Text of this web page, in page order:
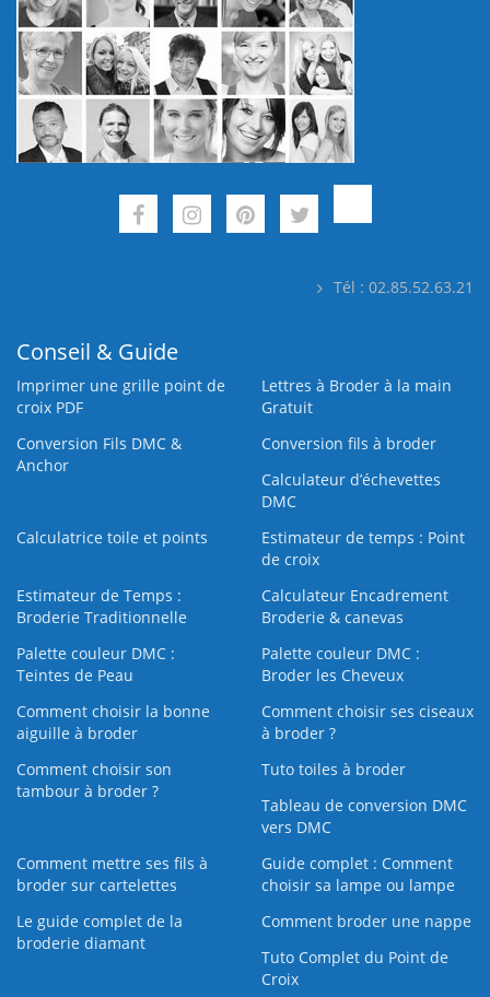
Tél : 02.85.52.63.21
Conseil & Guide
Imprimer une grille point de
croix PDF
Lettres à Broder à la main
Gratuit
Conversion Fils DMC &
Anchor
Conversion fils à broder
Calculateur d’échevettes
DMC
Calculatrice toile et points
Estimateur de temps : Point
de croix
Estimateur de Temps :
Broderie Traditionnelle
Calculateur Encadrement
Broderie & canevas
Palette couleur DMC :
Teintes de Peau
Palette couleur DMC :
Broder les Cheveux
Comment choisir la bonne
aiguille à broder
Comment choisir ses ciseaux
à broder ?
Comment choisir son
tambour à broder ?
Tuto toiles à broder
Tableau de conversion DMC
vers DMC
Comment mettre ses fils à
broder sur cartelettes
Guide complet : Comment
choisir sa lampe ou lampe
Le guide complet de la
broderie diamant
Comment broder une nappe
Tuto Complet du Point de
Croix